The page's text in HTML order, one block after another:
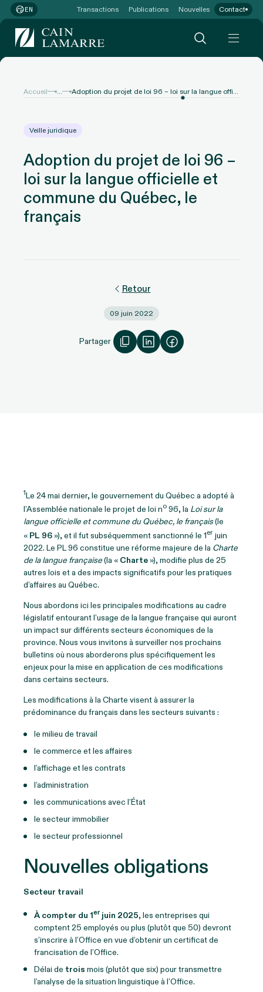
EN Transactions Publications Nouvelles Contact
Accueil ... Adoption du projet de loi 96 – loi sur la langue officielle et commune du Québec, le français
Veille juridique
Adoption du projet de loi 96 –
loi sur la langue officielle et
commune du Québec, le
français
Retour
09 juin 2022
Partager
1Le 24 mai dernier, le gouvernement du Québec a adopté à
l’Assemblée nationale le projet de loi no 96, la Loi sur la
langue officielle et commune du Québec, le français(le
« PL 96 »), et il fut subséquemment sanctionné le 1er juin
2022. Le PL 96 constitue une réforme majeure de la Charte
de la langue française(la « Charte »), modifie plus de 25
autres lois et a des impacts significatifs pour les pratiques
d’affaires au Québec.
Nous abordons ici les principales modifications au cadre
législatif entourant l’usage de la langue française qui auront
un impact sur différents secteurs économiques de la
province. Nous vous invitons à surveiller nos prochains
bulletins où nous aborderons plus spécifiquement les
enjeux pour la mise en application de ces modifications
dans certains secteurs.
Les modifications à la Charte visent à assurer la
prédominance du français dans les secteurs suivants :
le milieu de travail
le commerce et les affaires
l’affichage et les contrats
l’administration
les communications avec l’État
le secteur immobilier
le secteur professionnel
Nouvelles obligations
Secteur travail
À compter du 1er juin 2025, les entreprises qui
comptent 25 employés ou plus (plutôt que 50) devront
s’inscrire à l’Office en vue d’obtenir un certificat de
francisation de l’Office.
Délai de trois mois (plutôt que six) pour transmettre
l’analyse de la situation linguistique à l’Office.